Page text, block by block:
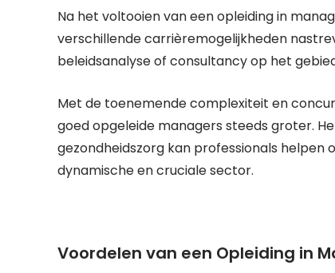
Na het voltooien van een opleiding in
verschillende carrièremogelijkheden
beleidsanalyse of consultancy op het
Met de toenemende complexiteit en
goed opgeleide managers steeds groter.
gezondheidszorg kan professionals helpen
dynamische en cruciale sector.
Voordelen van een Opleiding in